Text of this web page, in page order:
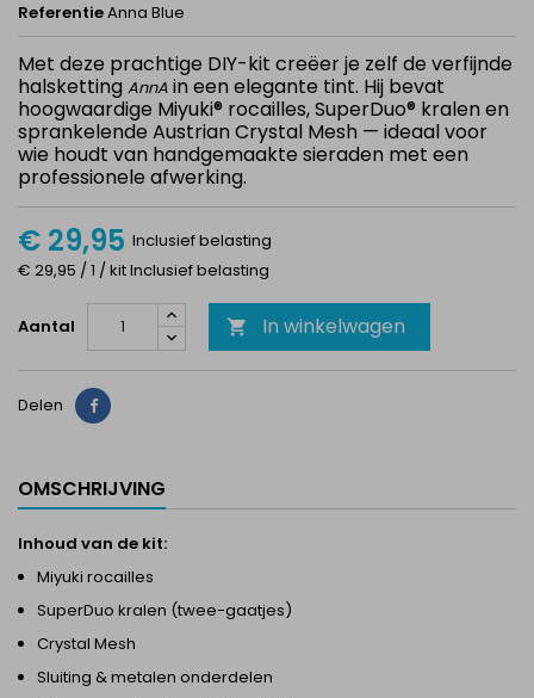
ReferentieAnna Blue
Met deze prachtige DIY-kit creëer je zelf de verfijnde
halsketting AnnA in een elegante tint. Hij bevat
hoogwaardige Miyuki® rocailles, SuperDuo® kralen en
sprankelende Austrian Crystal Mesh — ideaal voor
wie houdt van handgemaakte sieraden met een
professionele afwerking.
€ 29,95 Inclusief belasting
€ 29,95 / 1 / kit Inclusief belasting
Aantal  In winkelwagen
Delen Delen
OMSCHRIJVING
Inhoud van de kit:
Miyuki rocailles
SuperDuo kralen (twee-gaatjes)
Crystal Mesh
Sluiting & metalen onderdelen